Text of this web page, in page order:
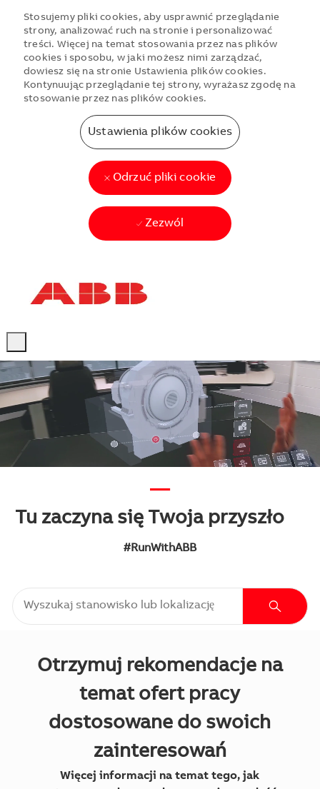
-
-
Stosujemy pliki cookies, aby usprawnić przeglądanie
strony, analizować ruch na stronie i personalizować
treści. Więcej na temat stosowania przez nas plików
cookies i sposobu, w jaki możesz nimi zarządzać,
dowiesz się na stronie Ustawienia plików cookies.
Kontynuując przeglądanie tej strony, wyrażasz zgodę na
stosowanie przez nas plików cookies.
Ustawienia plików cookies
Odrzuć pliki cookie
Zezwól
—
Tu zaczyna się Twoja przyszło
#RunWithABB
Otrzymuj rekomendacje na
temat ofert pracy
dostosowane do swoich
zainteresowań
Więcej informacji na temat tego, jak